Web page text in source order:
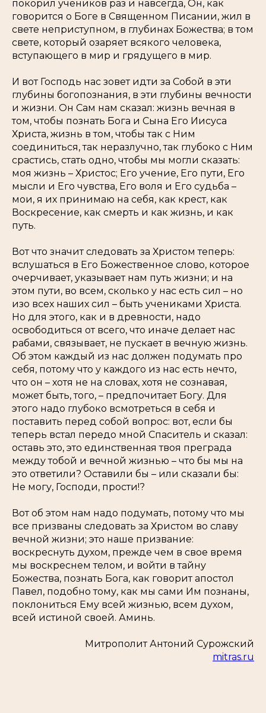
покорил учеников раз и навсегда, Он, как
говорится о Боге в Священном Писании, жил в
свете неприступном, в глубинах Божества; в том
свете, который озаряет всякого человека,
вступающего в мир и грядущего в мир.
И вот Господь нас зовет идти за Собой в эти
глубины богопознания, в эти глубины вечности
и жизни. Он Сам нам сказал: жизнь вечная в
том, чтобы познать Бога и Сына Его Иисуса
Христа, жизнь в том, чтобы так с Ним
соединиться, так неразлучно, так глубоко с Ним
срастись, стать одно, чтобы мы могли сказать:
моя жизнь – Христос; Его учение, Его пути, Его
мысли и Его чувства, Его воля и Его судьба –
мои, я их принимаю на себя, как крест, как
Воскресение, как смерть и как жизнь, и как
путь.
Вот что значит следовать за Христом теперь:
вслушаться в Его Божественное слово, которое
очерчивает, указывает нам путь жизни; и на
этом пути, во всем, сколько у нас есть сил – но
изо всех наших сил – быть учениками Христа.
Но для этого, как и в древности, надо
освободиться от всего, что иначе делает нас
рабами, связывает, не пускает в вечную жизнь.
Об этом каждый из нас должен подумать про
себя, потому что у каждого из нас есть нечто,
что он – хотя не на словах, хотя не сознавая,
может быть, того, – предпочитает Богу. Для
этого надо глубоко всмотреться в себя и
поставить перед собой вопрос: вот, если бы
теперь встал передо мной Спаситель и сказал:
оставь это, это единственная твоя преграда
между тобой и вечной жизнью – что бы мы на
это ответили? Оставили бы – или сказали бы:
Не могу, Господи, прости!?
Вот об этом нам надо подумать, потому что мы
все призваны следовать за Христом во славу
вечной жизни; это наше призвание:
воскреснуть духом, прежде чем в свое время
мы воскреснем телом, и войти в тайну
Божества, познать Бога, как говорит апостол
Павел, подобно тому, как мы сами Им познаны,
поклониться Ему всей жизнью, всем духом,
всей истиной своей. Аминь.
Митрополит Антоний Сурожский
mitras.ru